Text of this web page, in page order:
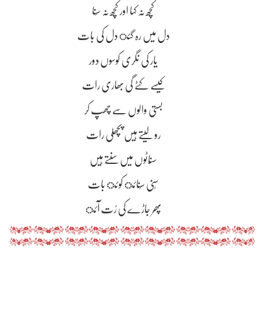
کچھ نہ کہا اور کچھ نہ سُنا
دل میں رہ گئ دل کی بات
یار کی نگری کوسوں دور
کیسے کٹے گی بھاری رات
بستی والوں سے چھپ کر
رو لیتے ہیں پچھلی رات
سنّاٹوں میں سنتے ہیں
سُنی سُنائ کوئ بات
پھر جاڑے کی رُت آئ